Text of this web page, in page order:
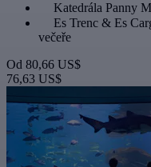
Katedrála Panny
Es Trenc & Es
večeře
Od 80,66 US$
76,63 US$